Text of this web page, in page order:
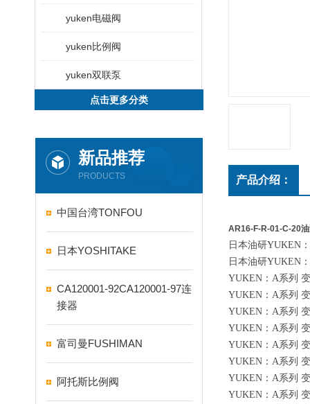
yuken电磁阀
yuken比例阀
yuken双联泵
点击更多分类
新品推荐
PRODUCTS
中国台湾TONFOU
日本YOSHITAKE
CA120001-92CA120001-97连
接器
富司曼FUSHIMAN
阿托斯比例阀
产品介绍：
AR16-F-R-01-C-20
日本油研YUKEN
日本油研YUKEN
YUKEN：A系列
YUKEN：A系列
YUKEN：A系列
YUKEN：A系列
YUKEN：A系列
YUKEN：A系列
YUKEN：A系列
YUKEN：A系列